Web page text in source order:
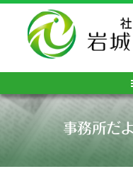
事務所だ